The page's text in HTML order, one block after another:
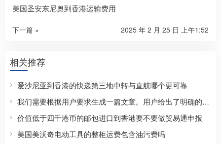
美国圣安东尼奥到香港运输费用
下一篇 » 2025 年 2 月 25 日 上午1:52
相关推荐
爱沙尼亚到香港的快递第三地中转与直航哪个更可靠
我们需要根据用户要求生成一篇文章。用户给出了明确的任务：根据关键词“冰岛到香港的快递个人包裹货值限制是多少”生成1个文章标题和1篇完整正文。标题要求只用关键词，也就是标题就是“冰岛到香港的快递个人包裹货值限制是多少”或者类似，但要求“只用关键词”，所以标题应该就是这个关键词本身，或者稍微调整但必须包含关键词？实际上“只用关键词”可能意味着标题就是关键词本身。用户说“【标题要求】只用关键词”，意思就是标题直接使用这个关键词，不要加其他内容。所以标题应该是：冰岛到香港的快递个人包裹货值限制是多少
价值低于四千港币的邮包进口到香港要不要做贸易通申报
美国美沃奇电动工具的整柜运费包含油污费吗